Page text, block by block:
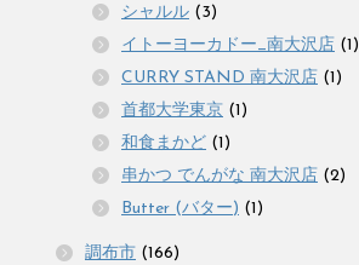
シャルル (3)
イトーヨーカドー_南大沢店 (1)
CURRY STAND 南大沢店 (1)
首都大学東京 (1)
和食まかど (1)
串かつ でんがな 南大沢店 (2)
Butter (バター) (1)
調布市 (166)